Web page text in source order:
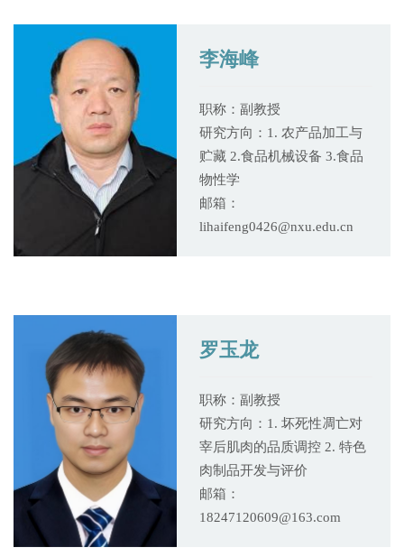
李海峰
职称：副教授
研究方向：1. 农产品加工与
贮藏 2.食品机械设备 3.食品
物性学
邮箱：
lihaifeng0426@nxu.edu.cn
罗玉龙
职称：副教授
研究方向：1. 坏死性凋亡对
宰后肌肉的品质调控 2. 特色
肉制品开发与评价
邮箱：
18247120609@163.com